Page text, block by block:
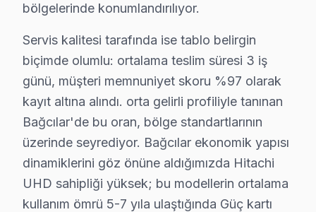
Sancaktepe Mahallesi, teknolojik gelişmelerle iç içe
Yavuz Selim'de Hitachi TV Servisi
Yavuz Selim Mahallesi, farklı yaşam alanlarıyla
Yenimahalle'de Hitachi TV Servisi
Yenimahalle Mahallesi, yerel sakinlerinin elektronik
Yenigün'de Hitachi TV Servisi
Yenigün Mahallesi, teknoloji odaklı bir yaşam
bölgelerinde konumlandırılıyor.
Servis kalitesi tarafında ise tablo belirgin
biçimde olumlu: ortalama teslim süresi 3 iş
günü, müşteri memnuniyet skoru %97 olarak
kayıt altına alındı. orta gelirli profiliyle tanınan
Bağcılar'de bu oran, bölge standartlarının
üzerinde seyrediyor. Bağcılar ekonomik yapısı
dinamiklerini göz önüne aldığımızda Hitachi
UHD sahipliği yüksek; bu modellerin ortalama
kullanım ömrü 5-7 yıla ulaştığında Güç kartı